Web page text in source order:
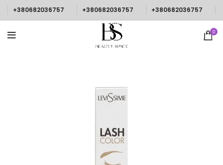
+380682036757 +380682036757 +380682036757
0